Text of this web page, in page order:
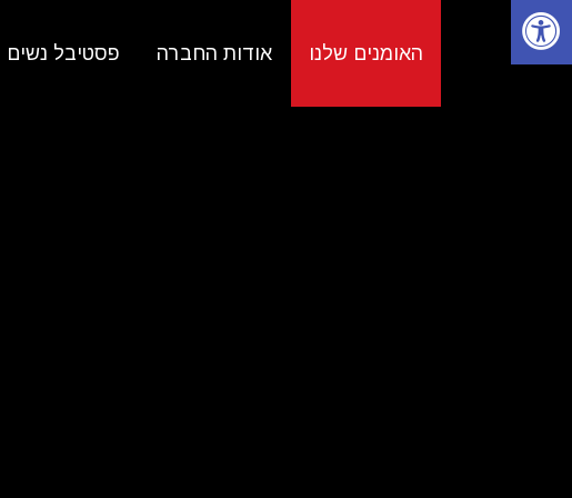
האומנים שלנו אודות החברה פסטיבל נשים
פתיחת סרגל נגישות